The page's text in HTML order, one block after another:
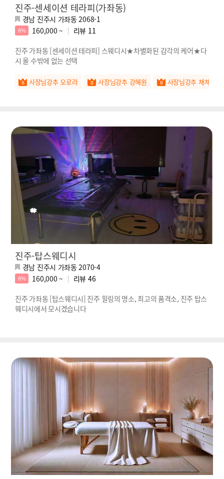
진주-센세이션 테라피(가좌동)
경남 진주시 가좌동 2068-1
6% 160,000 ~ 리뷰 11
진주 가좌동 [센세이션 테라피] 스웨디시★차별화된 감각의 케어★다
시 올 수밖에 없는 선택
사장님강추 오로라 사장님강추 강혜원 사장님강추 채채
진주-탑스웨디시
경남 진주시 가좌동 2070-4
6% 160,000 ~ 리뷰 46
진주 가좌동 [탑스웨디시] 진주 힐링의 명소, 최고의 품격소, 진주 탑스
웨디시에서 모시겠습니다